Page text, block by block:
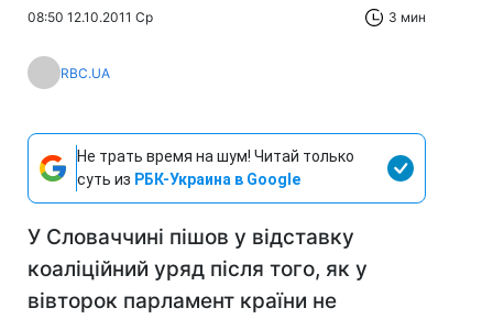
08:50 12.10.2011 Ср 3 мин
RBC.UA
Не трать время на шум! Читай только
суть из РБК-Украина в Google
У Словаччині пішов у відставку
коаліційний уряд після того, як у
вівторок парламент країни не